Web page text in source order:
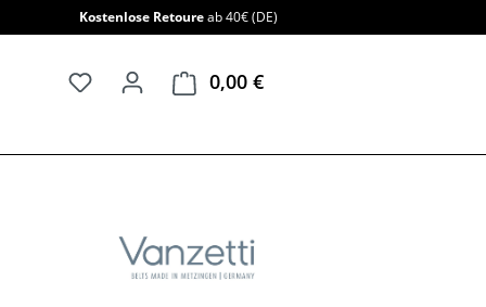
Kostenlose Retoureab 40€ (DE)
0,00 €Warenkorb enthält 0